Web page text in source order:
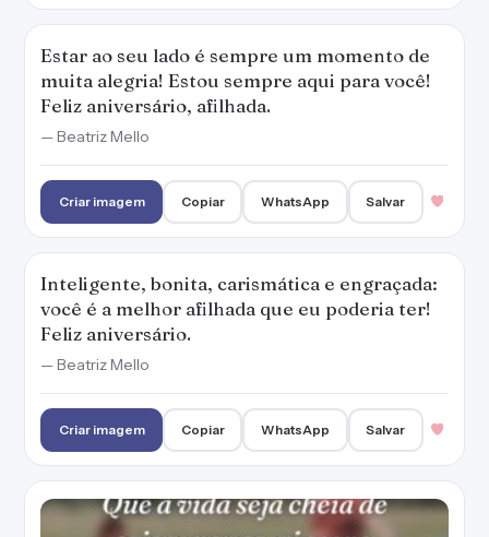
Estar ao seu lado é sempre um momento de
muita alegria! Estou sempre aqui para você!
Feliz aniversário, afilhada.
— Beatriz Mello
Criar imagem Copiar WhatsApp Salvar
Inteligente, bonita, carismática e engraçada:
você é a melhor afilhada que eu poderia ter!
Feliz aniversário.
— Beatriz Mello
Criar imagem Copiar WhatsApp Salvar